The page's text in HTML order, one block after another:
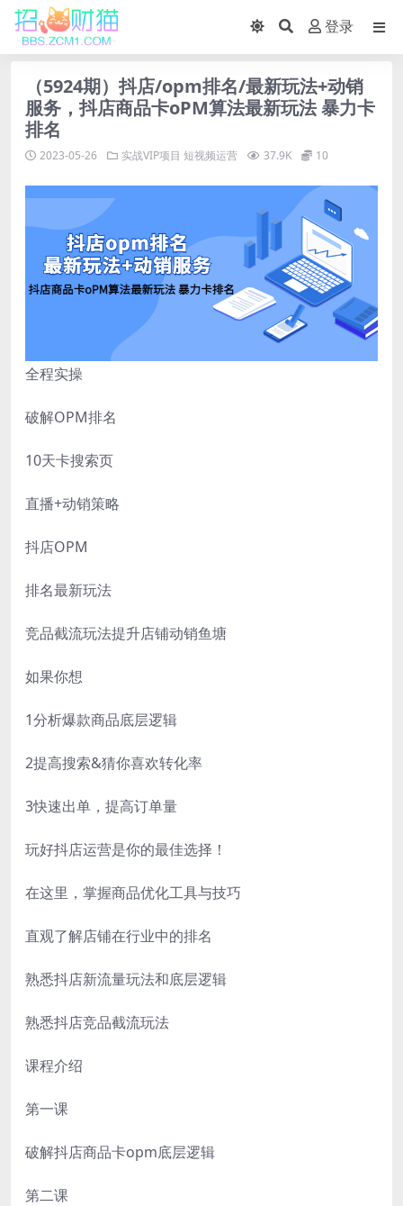
登录
（5924期）抖店/opm排名/最新玩法+动销
服务，抖店商品卡oPM算法最新玩法 暴力卡
排名
2023-05-26 实战VIP项目 短视频运营 37.9K 10
全程实操
破解OPM排名
10天卡搜索页
直播+动销策略
抖店OPM
排名最新玩法
竞品截流玩法提升店铺动销鱼塘
如果你想
1分析爆款商品底层逻辑
2提高搜索&猜你喜欢转化率
3快速出单，提高订单量
玩好抖店运营是你的最佳选择！
在这里，掌握商品优化工具与技巧
直观了解店铺在行业中的排名
熟悉抖店新流量玩法和底层逻辑
熟悉抖店竞品截流玩法
课程介绍
第一课
破解抖店商品卡opm底层逻辑
第二课